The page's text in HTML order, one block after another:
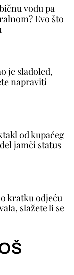
vodu pa
Evo što
je sladoled,
napraviti
od kupaćeg
jamči status
kratku odjeću
slažete li se